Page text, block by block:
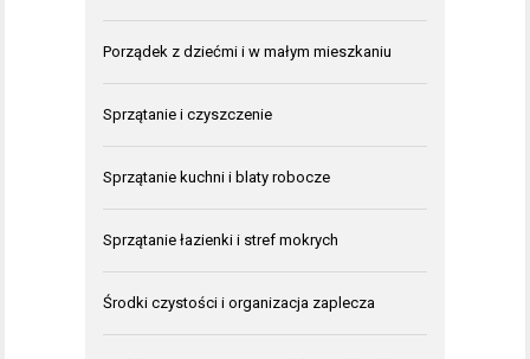
Porządek z dziećmi i w małym mieszkaniu
Sprzątanie i czyszczenie
Sprzątanie kuchni i blaty robocze
Sprzątanie łazienki i stref mokrych
Środki czystości i organizacja zaplecza